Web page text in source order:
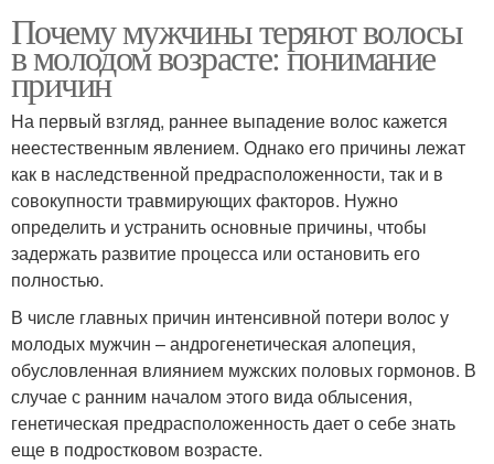
Почему мужчины теряют волосы
в молодом возрасте: понимание
причин
На первый взгляд, раннее выпадение волос кажется
неестественным явлением. Однако его причины лежат
как в наследственной предрасположенности, так и в
совокупности травмирующих факторов. Нужно
определить и устранить основные причины, чтобы
задержать развитие процесса или остановить его
полностью.
В числе главных причин интенсивной потери волос у
молодых мужчин – андрогенетическая алопеция,
обусловленная влиянием мужских половых гормонов. В
случае с ранним началом этого вида облысения,
генетическая предрасположенность дает о себе знать
еще в подростковом возрасте.